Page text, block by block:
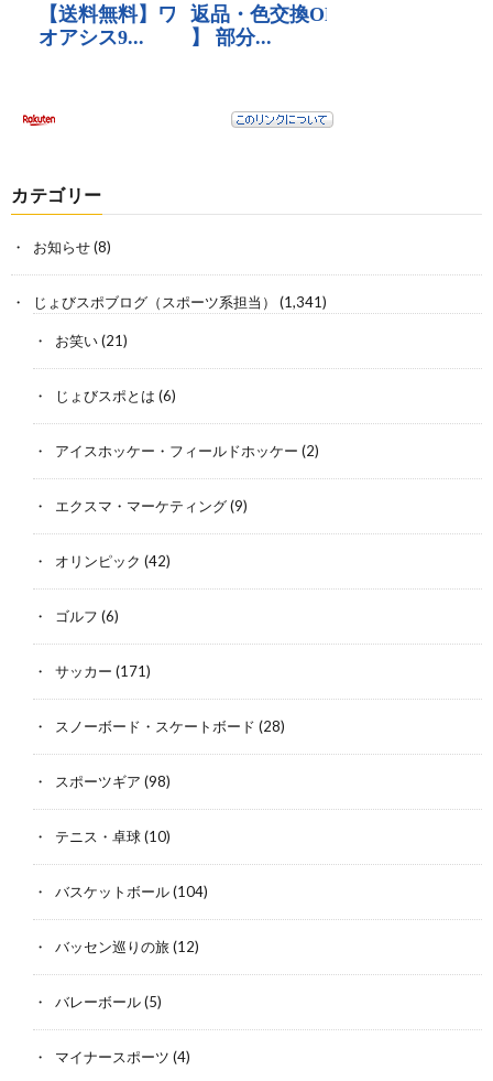
カテゴリー
お知らせ(8)
じょびスポブログ（スポーツ系担当） (1,341)
お笑い(21)
じょびスポとは (6)
アイスホッケー・フィールドホッケー (2)
エクスマ・マーケティング(9)
オリンピック (42)
ゴルフ (6)
サッカー (171)
スノーボード・スケートボード (28)
スポーツギア (98)
テニス・卓球(10)
バスケットボール(104)
バッセン巡りの旅(12)
バレーボール(5)
マイナースポーツ (4)